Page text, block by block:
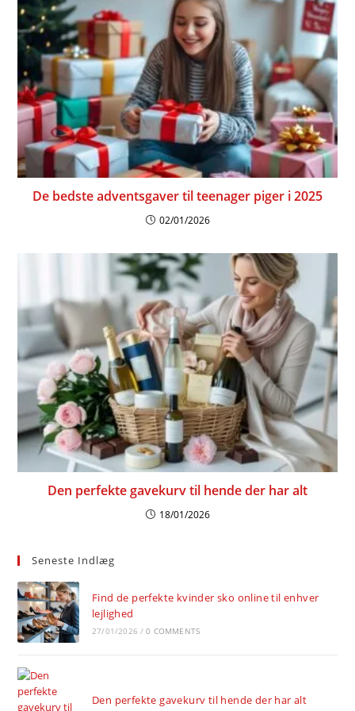
De bedste adventsgaver til teenager piger i 2025
02/01/2026
Den perfekte gavekurv til hende der har alt
18/01/2026
Seneste Indlæg
Find de perfekte kvinder sko online til enhver
lejlighed
27/01/2026 / 0 COMMENTS
Den perfekte gavekurv til hende der har alt